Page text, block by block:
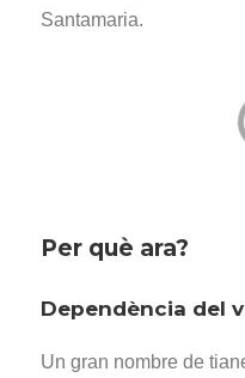
Santamaria.
Per què ara?
Dependència del
Un gran nombre de